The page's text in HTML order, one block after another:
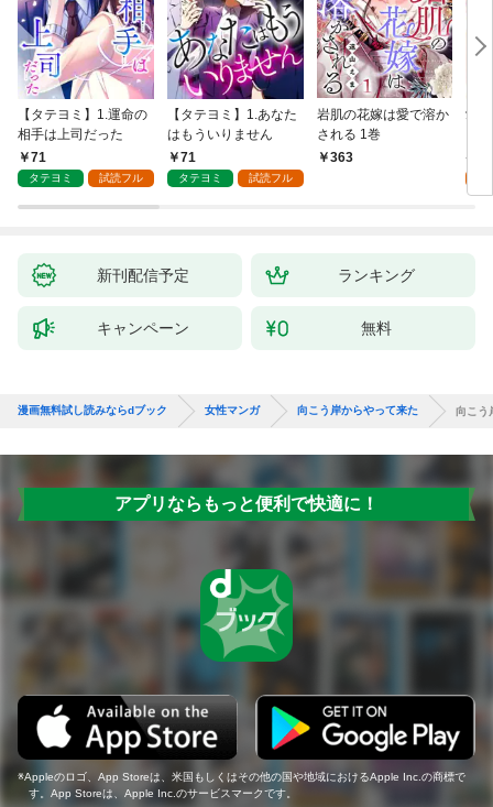
【タテヨミ】1.運命の
相手は上司だった
71
タテヨミ 試読フル
【タテヨミ】1.あなた
はもういりません
71
タテヨミ 試読フル
岩肌の花嫁は愛で溶か
される 1巻
363
愛
新刊配信予定 ランキング
キャンペーン 無料
漫画無料試し読みならdブック 女性マンガ 向こう岸からやって来た 向こう
アプリならもっと便利で快適に！
Appleのロゴ、App Storeは、米国もしくはその他の国や地域におけるApple Inc.の商標で
す。App Storeは、Apple Inc.のサービスマークです。